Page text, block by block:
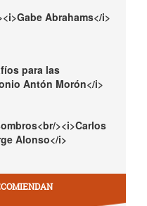
Abrahams</i>
para las
Antón Morón</i>
><i>Carlos
Alonso</i>